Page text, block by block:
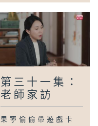
第三十一集：
老師家訪
果寧偷偷帶遊戲卡